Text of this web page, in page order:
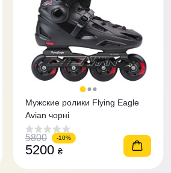
Мужские ролики Flying Eagle
Avian чорні
5800 -10%
5200 ₴